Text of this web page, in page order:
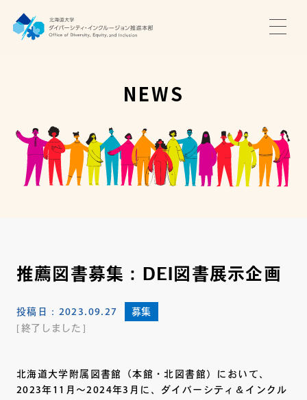
推進本部について
アクセス・お問い合わせ
NEWS
推薦図書募集：DEI図書展示企画
投稿日： 2023.09.27
募集
終了しました
北海道大学附属図書館（本館・北図書館）において、
2023年11月～2024年3月に、ダイバーシティ＆インクル